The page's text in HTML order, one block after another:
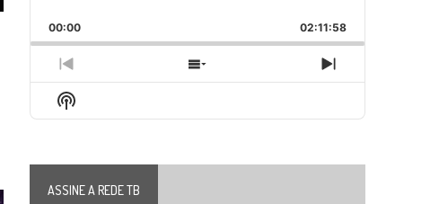
Rate
ForwardEpisode
00:00 02:11:58
Previous
Episode
Show
Episodes
Next
Episode
Show
Podcast
ASSINE A REDE TB